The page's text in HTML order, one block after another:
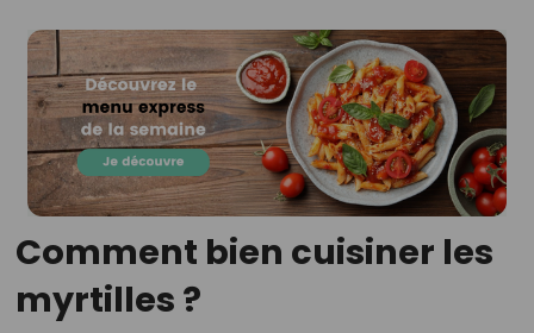
Comment bien cuisiner les
myrtilles ?